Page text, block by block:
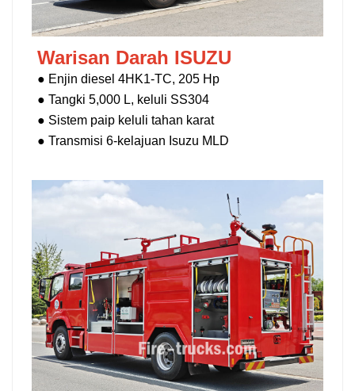
Warisan Darah ISUZU
● Enjin diesel 4HK1-TC, 205 Hp
● Tangki 5,000 L, keluli SS304
● Sistem paip keluli tahan karat
● Transmisi 6-kelajuan Isuzu MLD